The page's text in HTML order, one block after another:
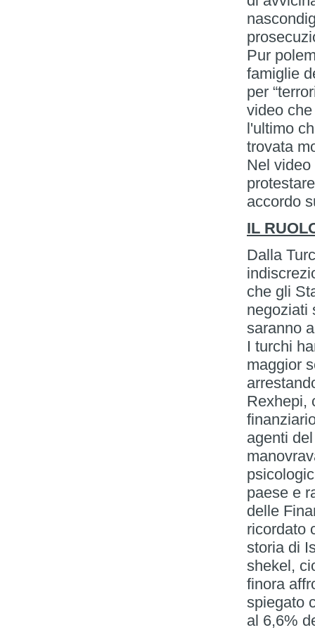
Pur
famiglie
per
video
l'ultimo
trovata
Nel
accordo
IL
Dalla
che gli
negoziati
saranno
I turchi
maggior
Rexhepi,
agenti
paese e
delle
ricordato
storia di
shekel,
finora
spiegato
al 6,6%